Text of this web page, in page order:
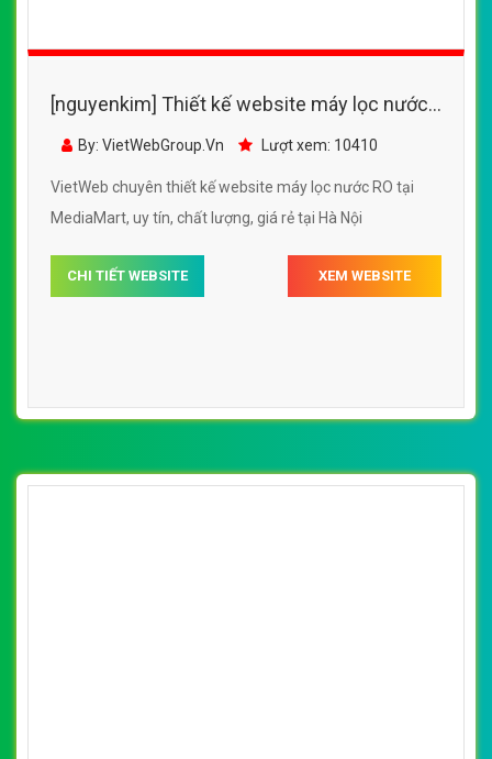
[nguyenkim] Thiết kế website máy lọc nước
RO tại MediaMart đẹp SEO tốt
By: VietWebGroup.Vn Lượt xem: 10410
VietWeb chuyên thiết kế website máy lọc nước RO tại
MediaMart, uy tín, chất lượng, giá rẻ tại Hà Nội
CHI TIẾT WEBSITE XEM WEBSITE